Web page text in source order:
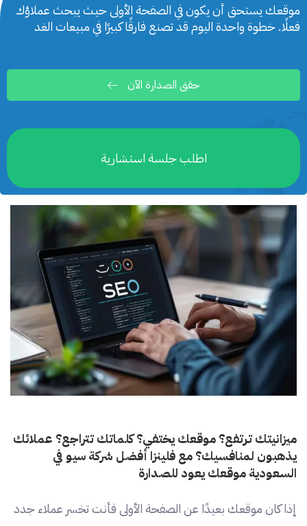
ميزانيتك ترتفع؟ موقعك يختفي؟ كلماتك تتراجع؟ عملائك
يذهبون لمنافسيك؟ مع فلينزا أفضل شركة سيو في
السعودية موقعك يعود للصدارة
إذا كان موقعك بعيدًا عن الصفحة الأولى فأنت تخسر عملاء جدد
موقعك يستحق أن يكون في الصفحة الأولى حيث يبحث عملاؤك
فعلًا. خطوة واحدة اليوم قد تصنع فارقًا كبيرًا في مبيعات الغد
حقق الصدارة الآن
اطلب جلسة استشارية